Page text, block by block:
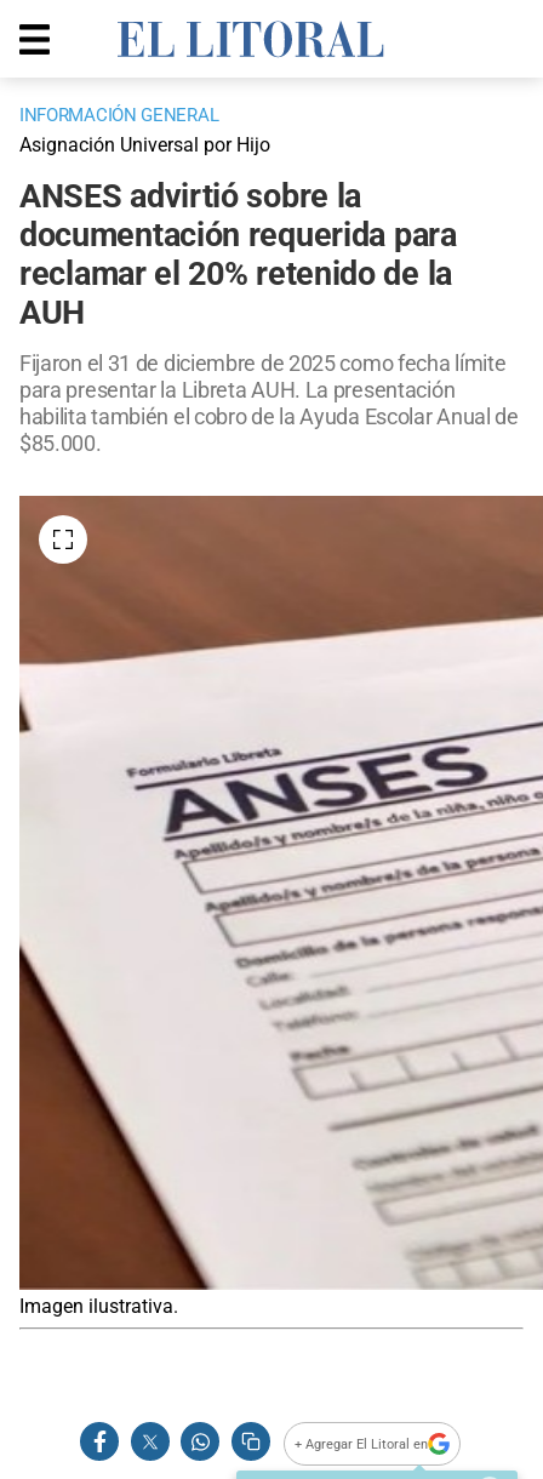
INFORMACIÓN GENERAL
Asignación Universal por Hijo
ANSES advirtió sobre la
documentación requerida para
reclamar el 20% retenido de la
AUH
Fijaron el 31 de diciembre de 2025 como fecha límite
para presentar la Libreta AUH. La presentación
habilita también el cobro de la Ayuda Escolar Anual de
$85.000.
Imagen ilustrativa.
+ Agregar El Litoral en